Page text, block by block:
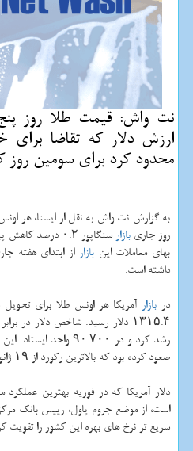
نت واش: قیمت طلا روز
ارزش دلار كه تقاضا برای
محدود كرد برای سومین روز
به گزارش نت واش به نقل از ایسنا، هر
روز جاریبازار
بهای معاملات اینبازار از ابتدای هفته
داشته است.
در بازار
صعود كرده بود كه بالاترین ركورد از ۱۹ ژانویه بود.
دلار آمریكا كه در فوریه بهترین عملكرد
است، از موضع جروم پاول، رییس بانك
سریع تر نرخ های بهره این كشور را